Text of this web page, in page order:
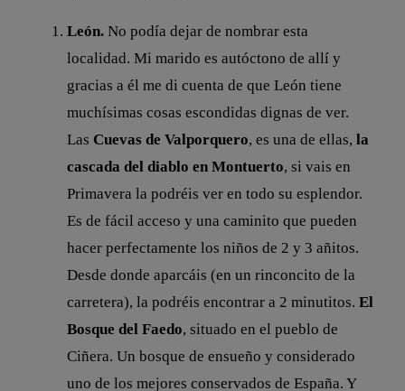
León. No podía dejar de nombrar esta
localidad. Mi marido es autóctono de allí y
gracias a él me di cuenta de que León tiene
muchísimas cosas escondidas dignas de ver.
Las Cuevas de Valporquero, es una de ellas,la
cascada del diablo en Montuerto, si vais en
Primavera la podréis ver en todo su esplendor.
Es de fácil acceso y una caminito que pueden
hacer perfectamente los niños de 2 y 3 añitos.
Desde donde aparcáis (en un rinconcito de la
carretera), la podréis encontrar a 2 minutitos.El
Bosque del Faedo, situado en el pueblo de
Ciñera. Un bosque de ensueño y considerado
uno de los mejores conservados de España. Y